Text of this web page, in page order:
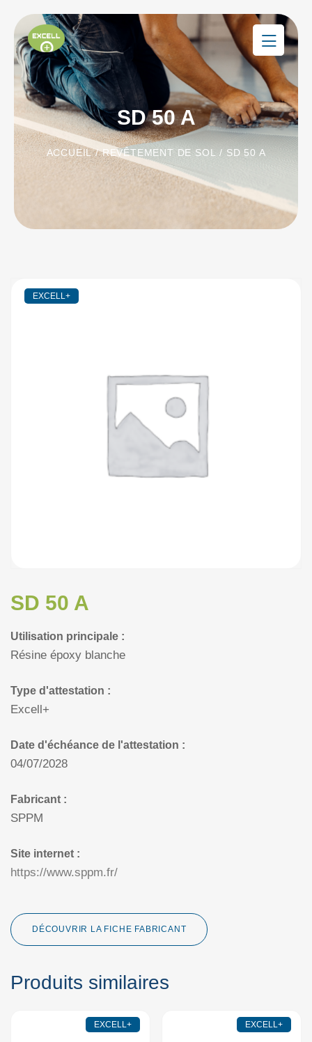
SD 50 A
ACCUEIL/REVÊTEMENT DE SOL / SD 50 A
EXCELL+
SD 50 A
Utilisation principale :
Résine époxy blanche
Type d'attestation :
Excell+
Date d'échéance de l'attestation :
04/07/2028
Fabricant :
SPPM
Site internet :
https://www.sppm.fr/
DÉCOUVRIR LA FICHE FABRICANT
Produits similaires
EXCELL+ EXCELL+